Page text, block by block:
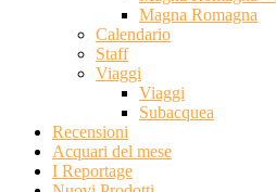
Magna Romagna
Calendario
Staff
Viaggi
Viaggi
Subacquea
Recensioni
Acquari del mese
I Reportage